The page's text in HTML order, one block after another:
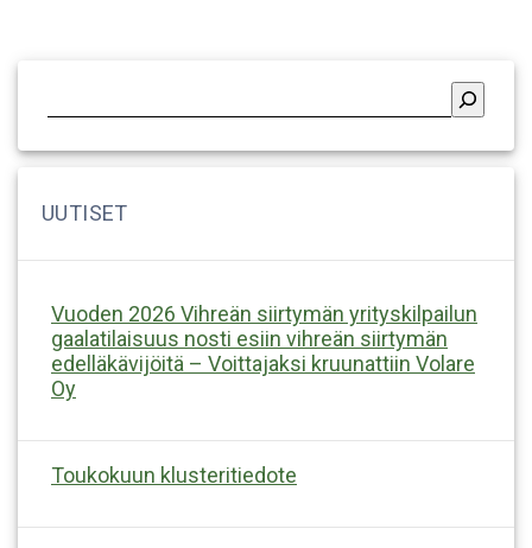
Vuoden 2026 Vihreän siirtymän yrityskilpailun
gaalatilaisuus nosti esiin vihreän siirtymän
edelläkävijöitä – Voittajaksi kruunattiin Volare
Oy
Toukokuun klusteritiedote